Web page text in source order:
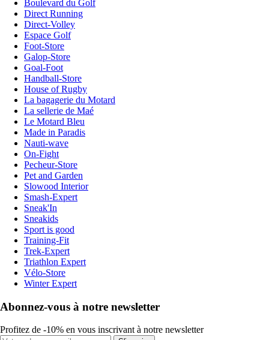
Boulevard du Golf
Direct Running
Direct-Volley
Espace Golf
Foot-Store
Galop-Store
Goal-Foot
Handball-Store
House of Rugby
La bagagerie du Motard
La sellerie de Maé
Le Motard Bleu
Made in Paradis
Nauti-wave
On-Fight
Pecheur-Store
Pet and Garden
Slowood Interior
Smash-Expert
Sneak'In
Sneakids
Sport is good
Training-Fit
Trek-Expert
Triathlon Expert
Vélo-Store
Winter Expert
Abonnez-vous à notre newsletter
Profitez de -10% en vous inscrivant à notre newsletter